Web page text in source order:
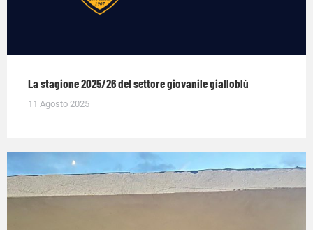
La stagione 2025/26 del settore giovanile gialloblù
11 Agosto 2025